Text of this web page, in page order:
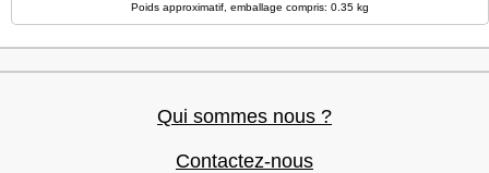
Poids approximatif, emballage compris: 0.35 kg
Qui sommes nous ?
Contactez-nous